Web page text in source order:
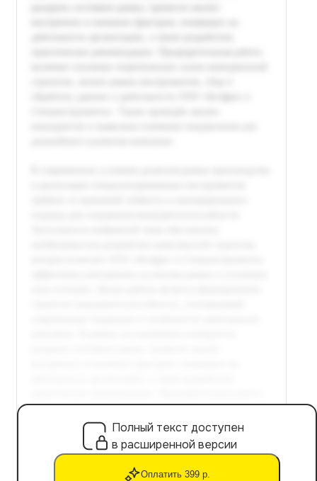
Полный текст доступен
в расширенной версии
Оплатить 399 р.